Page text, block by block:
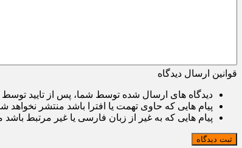
قوانین ارسال دیدگاه
دیدگاه های ارسال شده توسط شما، پس از تایید
پیام هایی که حاوی تهمت یا افترا باشد منتشر نخواهد
پیام هایی که به غیر از زبان فارسی یا غیر مرتبط
ثبت دیدگاه